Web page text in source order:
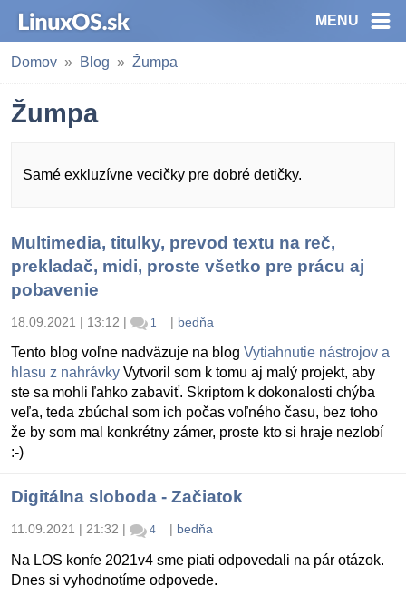
MENU
Domov Blog Žumpa
Žumpa
Samé exkluzívne vecičky pre dobré detičky.
Multimedia, titulky, prevod textu na reč,
prekladač, midi, proste všetko pre prácu aj
pobavenie
18.09.2021 | 13:12 | 1 | bedňa
Tento blog voľne nadväzuje na blog Vytiahnutie nástrojov a
hlasu z nahrávky Vytvoril som k tomu aj malý projekt, aby
ste sa mohli ľahko zabaviť. Skriptom k dokonalosti chýba
veľa, teda zbúchal som ich počas voľného času, bez toho
že by som mal konkrétny zámer, proste kto si hraje nezlobí
:-)
Digitálna sloboda - Začiatok
11.09.2021 | 21:32 | 4 | bedňa
Na LOS konfe 2021v4 sme piati odpovedali na pár otázok.
Dnes si vyhodnotíme odpovede.